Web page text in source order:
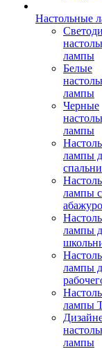
Настольные
лампы
Белые
лампы
Черные
лампы
лампы
спальни
лампы с
лампы
лампы
лампы
лампы